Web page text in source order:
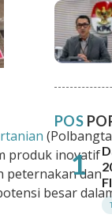
produk inovatif
peternakan dan
besar
POS
1